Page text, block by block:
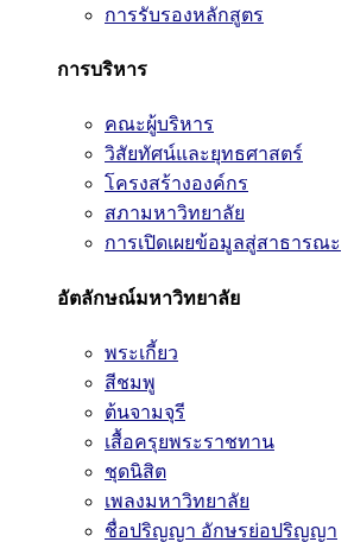
การรับรองหลักสูตร
การบริหาร
คณะผู้บริหาร
วิสัยทัศน์และยุทธศาสตร์
โครงสร้างองค์กร
สภามหาวิทยาลัย
การเปิดเผยข้อมูลสู่สาธารณะ
อัตลักษณ์มหาวิทยาลัย
พระเกี้ยว
สีชมพู
ต้นจามจุรี
เสื้อครุยพระราชทาน
ชุดนิสิต
เพลงมหาวิทยาลัย
ชื่อปริญญา อักษรย่อปริญญา